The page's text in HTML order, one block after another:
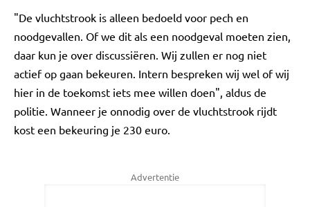
"De vluchtstrook is alleen bedoeld voor pech en
noodgevallen. Of we dit als een noodgeval moeten zien,
daar kun je over discussiëren. Wij zullen er nog niet
actief op gaan bekeuren. Intern bespreken wij wel of wij
hier in de toekomst iets mee willen doen", aldus de
politie. Wanneer je onnodig over de vluchtstrook rijdt
kost een bekeuring je 230 euro.
Advertentie